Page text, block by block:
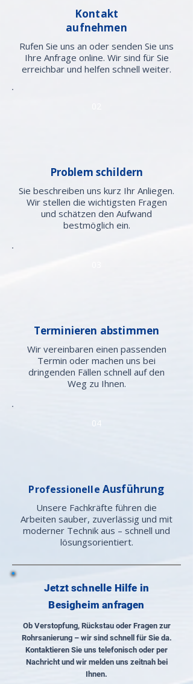
Kontakt
aufnehmen
Rufen Sie uns an oder senden Sie uns
Ihre Anfrage online. Wir sind für Sie
erreichbar und helfen schnell weiter.
Problem schildern
Sie beschreiben uns kurz Ihr Anliegen.
Wir stellen die wichtigsten Fragen
und schätzen den Aufwand
bestmöglich ein.
Terminieren abstimmen
Wir vereinbaren einen passenden
Termin oder machen uns bei
dringenden Fällen schnell auf den
Weg zu Ihnen.
04
Professionelle Ausführung
Unsere Fachkräfte führen die
Arbeiten sauber, zuverlässig und mit
moderner Technik aus – schnell und
lösungsorientiert.
Jetzt schnelle Hilfe in
Besigheim anfragen
Ob Verstopfung, Rückstau oder Fragen zur
Rohrsanierung – wir sind schnell für Sie da.
Kontaktieren Sie uns telefonisch oder per
Nachricht und wir melden uns zeitnah bei
Ihnen.